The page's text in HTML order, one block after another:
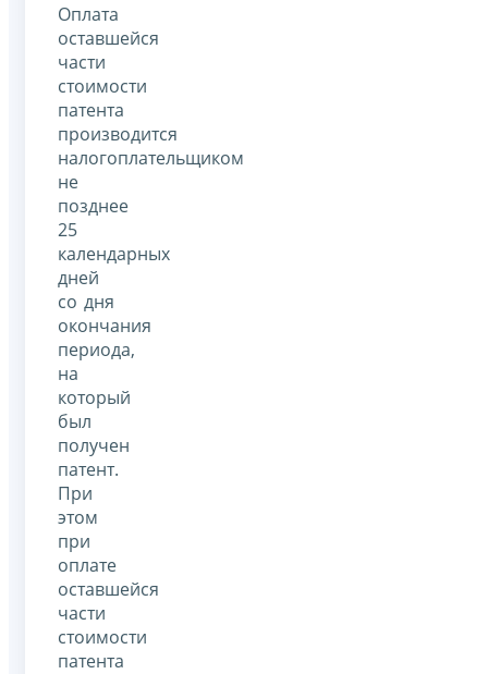
Оплата
оставшейся
части
стоимости
патента
производится
налогоплательщиком
не
позднее
25
календарных
дней
со дня
окончания
периода,
на
который
был
получен
патент.
При
этом
при
оплате
оставшейся
части
стоимости
патента